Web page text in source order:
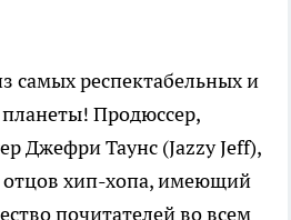
самых респектабельных и
Продюссер,
Джефри Таунс (Jazzy Jeff),
отцов хип-хопа, имеющий
почитателей во всем